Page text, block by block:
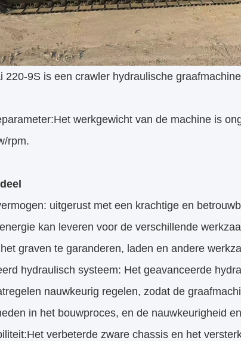
220-9S is een crawler hydraulische
werkgewicht van de machine is
rpm.
uitgerust met een krachtige en
kan leveren voor de verschillende
graven te garanderen, laden en andere
hydraulisch systeem: Het geavanceerde
nauwkeurig regelen, zodat de
in het bouwproces, en de nauwkeurigheid
verbeterde zware chassis en het